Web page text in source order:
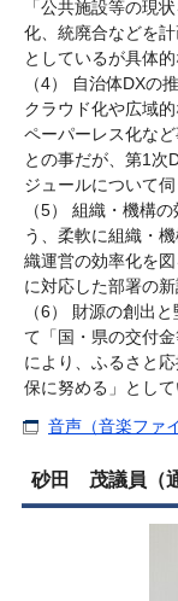
「公共施設等の現
化、統廃合などを
としているが具体的
（4） 自治体DXの
クラウド化や広域
ペーパーレス化な
との事だが、第1次
ジュールについて伺
（5） 組織・機構
う、柔軟に組織・
織運営の効率化を
に対応した部署の
（6） 財源の創出
て「国・県の交付
により、ふるさと
保に努める」として
音声（音楽ファ
砂田 茂議員（